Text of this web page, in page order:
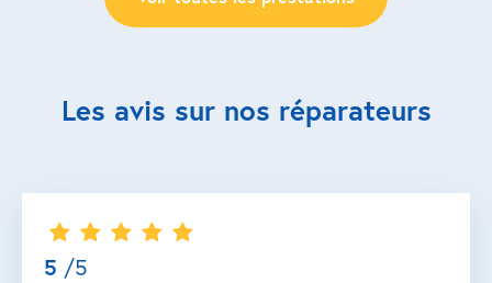
Les avis sur nos réparateurs
5 /5